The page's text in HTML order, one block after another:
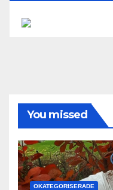
You missed
OKATEGORISERADE